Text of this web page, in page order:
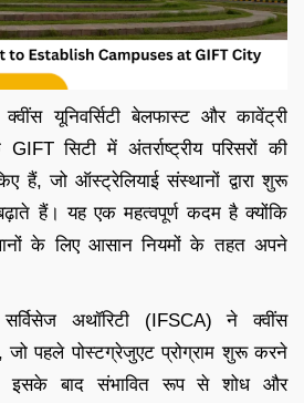
क्वींस यूनिवर्सिटी बेलफास्ट और कावेंट्री
सिटी में अंतर्राष्ट्रीय परिसरों की
हैं, जो ऑस्ट्रेलियाई संस्थानों द्वारा शुरू
हैं। यह एक महत्वपूर्ण कदम है क्योंकि
के लिए आसान नियमों के तहत अपने
अथॉरिटी (IFSCA) ने क्वींस
जो पहले पोस्टग्रेजुएट प्रोग्राम शुरू करने
इसके बाद संभावित रूप से शोध और